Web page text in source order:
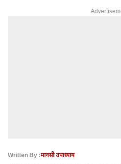
Written By :मानसी उपाध्याय